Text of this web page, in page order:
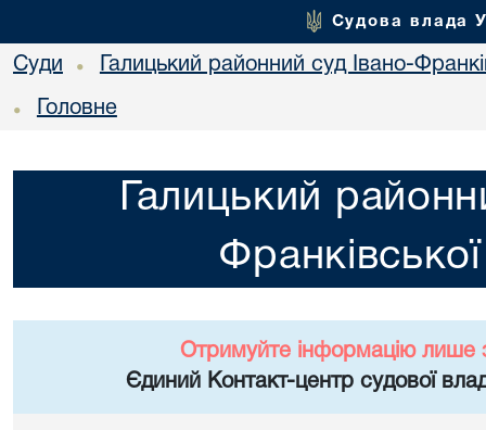
Судова влада
Суди • Галицький районний суд Івано-
• Головне
Галицький
Отримуйте інформацію лише
Єдиний Контакт-центр судової